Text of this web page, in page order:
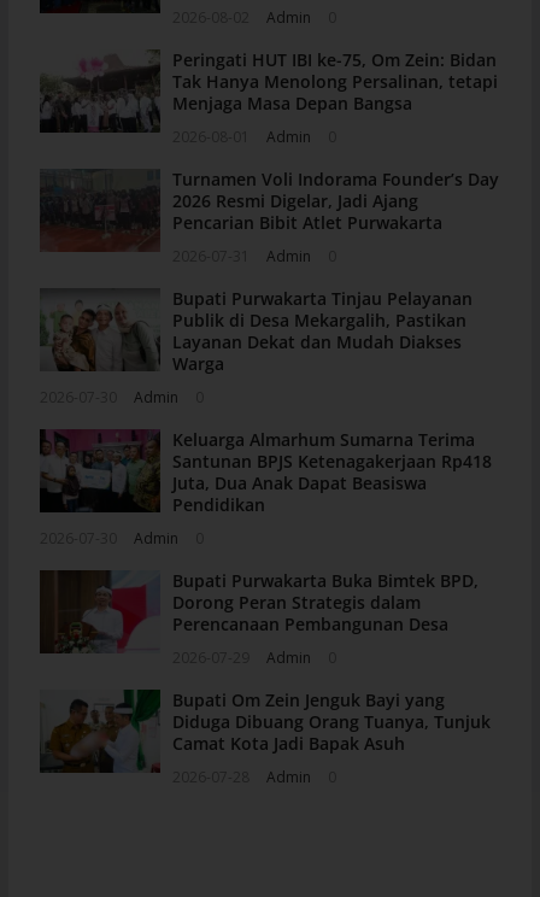
Admin
Peringati HUT IBI ke-75, Om Zein: Bidan
Tak Hanya Menolong Persalinan, tetapi
Menjaga Masa Depan Bangsa
Admin
Turnamen Voli Indorama Founder’s Day
2026 Resmi Digelar, Jadi Ajang
Pencarian Bibit Atlet Purwakarta
Admin
Bupati Purwakarta Tinjau Pelayanan
Publik di Desa Mekargalih, Pastikan
Layanan Dekat dan Mudah Diakses
Warga
Admin
Keluarga Almarhum Sumarna Terima
Santunan BPJS Ketenagakerjaan Rp418
Juta, Dua Anak Dapat Beasiswa
Pendidikan
Admin
Bupati Purwakarta Buka Bimtek BPD,
Dorong Peran Strategis dalam
Perencanaan Pembangunan Desa
Admin
Bupati Om Zein Jenguk Bayi yang
Diduga Dibuang Orang Tuanya, Tunjuk
Camat Kota Jadi Bapak Asuh
Admin